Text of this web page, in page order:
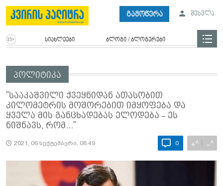
გამოწერა შესვლა
სიახლეები ბლოგი / ბლოგერები
პოლიტიკა
"სააკაშვილი ქვეყნიდან ათასობით
კილომეტრის მოშორებით იმყოფება და
ყველა მის განცხადებას ელოდება - ეს
ნიშნავს, რომ..."
2021, 06 სექტემბერი, 08:49 0 +A −A